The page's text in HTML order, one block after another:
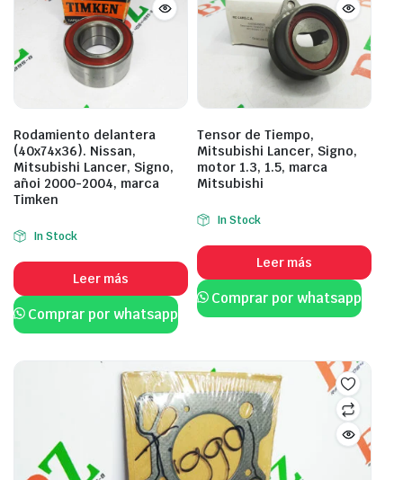
Rodamiento delantera
(40x74x36). Nissan,
Mitsubishi Lancer, Signo,
añoi 2000-2004, marca
Timken
In Stock
Leer más
Comprar por whatsapp
Tensor de Tiempo,
Mitsubishi Lancer, Signo,
motor 1.3, 1.5, marca
Mitsubishi
In Stock
Leer más
Comprar por whatsapp